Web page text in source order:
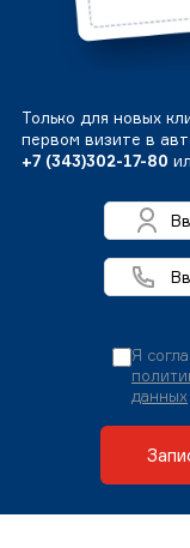
Только для новых
первом визите в
+7 (343)302-17-80
Я
данных